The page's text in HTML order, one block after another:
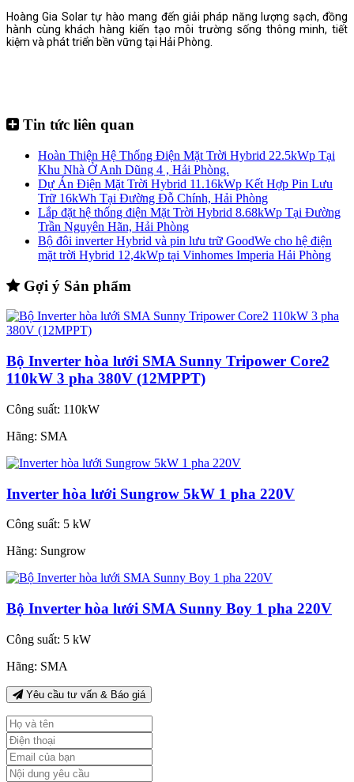
Hoàng Gia Solar tự hào mang đến giải pháp năng lượng sạch, đồng
hành cùng khách hàng kiến tạo môi trường sống thông minh, tiết
kiệm và phát triển bền vững tại Hải Phòng.
Tin tức liên quan
Hoàn Thiện Hệ Thống Điện Mặt Trời Hybrid 22.5kWp Tại
Khu Nhà Ở Anh Dũng 4 , Hải Phòng.
Dự Án Điện Mặt Trời Hybrid 11.16kWp Kết Hợp Pin Lưu
Trữ 16kWh Tại Đường Đỗ Chính, Hải Phòng
Lắp đặt hệ thống điện Mặt Trời Hybrid 8.68kWp Tại Đường
Trần Nguyên Hãn, Hải Phòng
Bộ đôi inverter Hybrid và pin lưu trữ GoodWe cho hệ điện
mặt trời Hybrid 12,4kWp tại Vinhomes Imperia Hải Phòng
Gợi ý Sản phẩm
Bộ Inverter hòa lưới SMA Sunny Tripower Core2
110kW 3 pha 380V (12MPPT)
Công suất: 110kW
Hãng: SMA
Inverter hòa lưới Sungrow 5kW 1 pha 220V
Công suất: 5 kW
Hãng: Sungrow
Bộ Inverter hòa lưới SMA Sunny Boy 1 pha 220V
Công suất: 5 kW
Hãng: SMA
Yêu cầu tư vấn & Báo giá